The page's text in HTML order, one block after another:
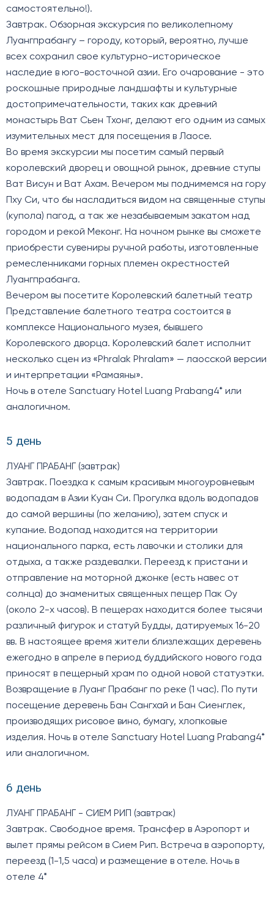
самостоятельно!).
Завтрак. Обзорная экскурсия по великолепному
Луангпрабангу – городу, который, вероятно, лучше
всех сохранил свое культурно-историческое
наследие в юго-восточной азии. Его очарование - это
роскошные природные ландшафты и культурные
достопримечательности, таких как древний
монастырь Ват Сьен Тхонг, делают его одним из самых
изумительных мест для посещения в Лаосе.
Во время экскурсии мы посетим самый первый
королевский дворец и овощной рынок, древние ступы
Ват Висун и Ват Ахам. Вечером мы поднимемся на гору
Пху Си, что бы насладиться видом на священные ступы
(купола) пагод, а так же незабываемым закатом над
городом и рекой Меконг. На ночном рынке вы сможете
приобрести сувениры ручной работы, изготовленные
ремесленниками горных племен окрестностей
Луангпрабанга.
Вечером вы посетите Королевский балетный театр
Представление балетного театра состоится в
комплексе Национального музея, бывшего
Королевского дворца. Королевский балет исполнит
несколько сцен из «Phralak Phralam» — лаосской версии
и интерпретации «Рамаяны».
Ночь в отеле Sanctuary Hotel Luang Prabang4* или
аналогичном.
5 день
ЛУАНГ ПРАБАНГ (завтрак)
Завтрак. Поездка к самым красивым многоуровневым
водопадам в Азии Куан Си. Прогулка вдоль водопадов
до самой вершины (по желанию), затем спуск и
купание. Водопад находится на территории
национального парка, есть лавочки и столики для
отдыха, а также раздевалки. Переезд к пристани и
отправление на моторной джонке (есть навес от
солнца) до знаменитых священных пещер Пак Оу
(около 2-х часов). В пещерах находится более тысячи
различный фигурок и статуй Будды, датируемых 16-20
вв. В настоящее время жители близлежащих деревень
ежегодно в апреле в период буддийского нового года
приносят в пещерный храм по одной новой статуэтки.
Возвращение в Луанг Прабанг по реке (1 час). По пути
посещение деревень Бан Сангхай и Бан Сиенглек,
производящих рисовое вино, бумагу, хлопковые
изделия. Ночь в отеле Sanctuary Hotel Luang Prabang4*
или аналогичном.
6 день
ЛУАНГ ПРАБАНГ - СИЕМ РИП (завтрак)
Завтрак. Свободное время. Трансфер в Аэропорт и
вылет прямы рейсом в Сием Рип. Встреча в аэропорту,
переезд (1-1,5 часа) и размещение в отеле. Ночь в
отеле 4*